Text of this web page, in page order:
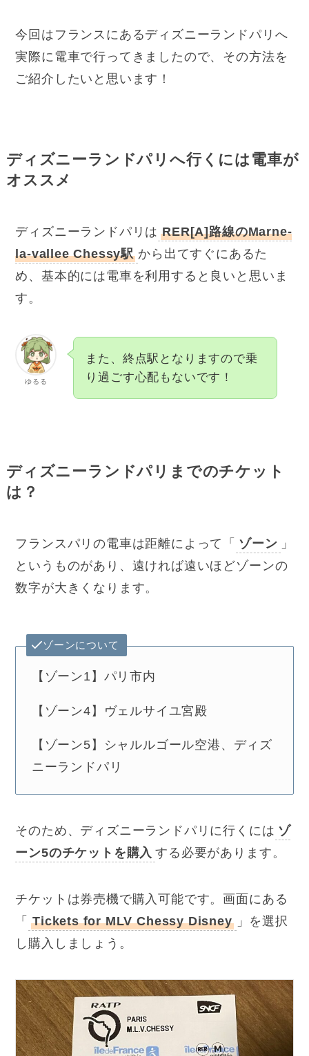
今回はフランスにあるディズニーランドパリへ
実際に電車で行ってきましたので、その方法を
ご紹介したいと思います！
ディズニーランドパリへ行くには電車が
オススメ
ディズニーランドパリは RER[A]路線のMarne-
la-vallee Chessy駅 から出てすぐにあるた
め、基本的には電車を利用すると良いと思いま
す。
ゆるる
また、終点駅となりますので乗
り過ごす心配もないです！
ディズニーランドパリまでのチケット
は？
フランスパリの電車は距離によって「 ゾーン 」
というものがあり、遠ければ遠いほどゾーンの
数字が大きくなります。
ゾーンについて
【ゾーン1】パリ市内
【ゾーン4】ヴェルサイユ宮殿
【ゾーン5】シャルルゴール空港、ディズ
ニーランドパリ
そのため、ディズニーランドパリに行くには ゾ
ーン5のチケットを購入 する必要があります。
チケットは券売機で購入可能です。画面にある
「
Tickets for MLV Chessy Disney
」を選択
し購入しましょう。